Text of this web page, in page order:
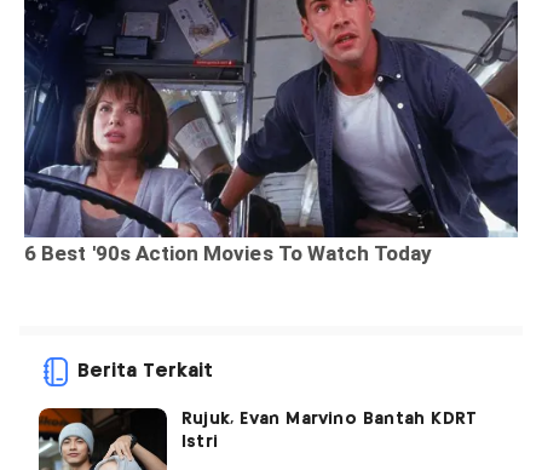
Berita Terkait
Rujuk, Evan Marvino Bantah KDRT
Istri